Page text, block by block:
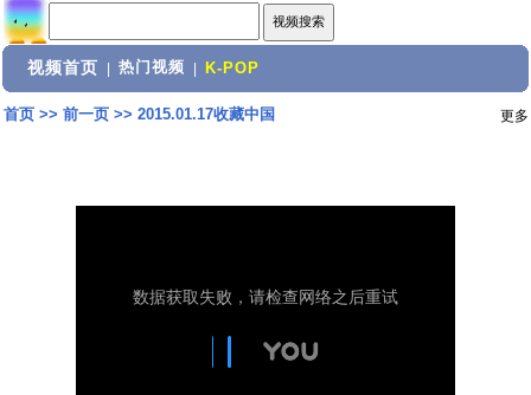
视频首页 热门视频 K-POP
首页>> 前一页>> 2015.01.17收藏中国 更多